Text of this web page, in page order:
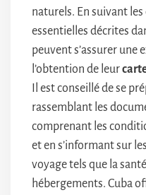
naturels. En suivant
essentielles décrites
peuvent s’assurer une
l’obtention de leur
Il est conseillé de se
rassemblant les
comprenant les
et en s’informant sur
voyage tels que la
hébergements. Cuba